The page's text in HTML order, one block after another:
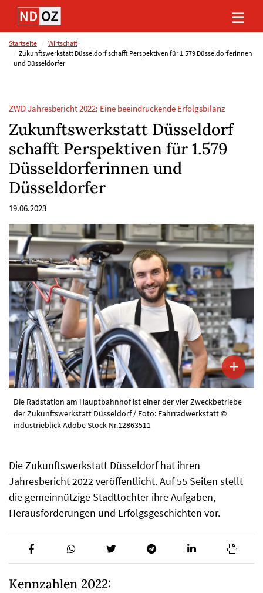
Direkt
Inhalt
(Eingabetaste)
Direkt
Hauptmenu
(Eingabetaste)
Direkt
Suche
(Eingabetaste)
Direkt
Footer
(Eingabetaste)
Startseite
Wirtschaft
Zukunftswerkstatt Düsseldorf schafft Perspektiven für 1.579 Düsseldorferinnen
und Düsseldorfer
ZWD Jahresbericht 2022: Eine beeindruckende Erfolgsbilanz
Zukunftswerkstatt Düsseldorf
schafft Perspektiven für 1.579
Düsseldorferinnen und
Düsseldorfer
19.06.2023
Die Radstation am Hauptbahnhof ist einer der vier Zweckbetriebe
der Zukunftswerkstatt Düsseldorf / Foto: Fahrradwerkstatt ©
industrieblick Adobe Stock Nr.12863511
Die Zukunftswerkstatt Düsseldorf hat ihren
Jahresbericht 2022 veröffentlicht. Auf 55 Seiten stellt
die gemeinnützige Stadttochter ihre Aufgaben,
Herausforderungen und Erfolgsgeschichten vor.
Kennzahlen 2022: